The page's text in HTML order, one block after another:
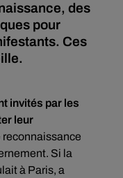
des
pour
Ces
invités par les
leur
reconnaissance
Si la
à Paris, a